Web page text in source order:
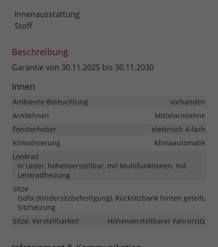
Innenausstattung
Stoff
Beschreibung
Garantie von 30.11.2025 bis 30.11.2030
Innen
Ambiente-Beleuchtung
vorhanden
Armlehnen
Mittelarmlehne
Fensterheber
elektrisch 4-fach
Klimatisierung
Klimaautomatik
Lenkrad
in Leder, höhenverstellbar, mit Multifunktionen, mit
Lenkradheizung
Sitze
Isofix (Kindersitzbefestigung), Rücksitzbank hinten geteilt,
Sitzheizung
Sitze: Verstellbarkeit
Höhenverstellbarer Fahrersitz